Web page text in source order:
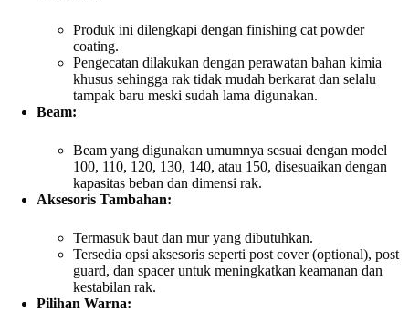
Produk ini dilengkapi dengan finishing cat powder
coating.
Pengecatan dilakukan dengan perawatan bahan kimia
khusus sehingga rak tidak mudah berkarat dan selalu
tampak baru meski sudah lama digunakan.
Beam:
Beam yang digunakan umumnya sesuai dengan model
100, 110, 120, 130, 140, atau 150, disesuaikan dengan
kapasitas beban dan dimensi rak.
Aksesoris Tambahan:
Termasuk baut dan mur yang dibutuhkan.
Tersedia opsi aksesoris seperti post cover (optional), post
guard, dan spacer untuk meningkatkan keamanan dan
kestabilan rak.
Pilihan Warna: